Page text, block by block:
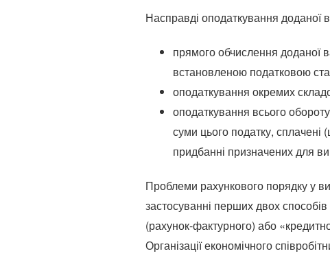
Насправді оподаткування доданої
прямого обчислення доданої
встановленою податковою
оподаткування окремих
оподаткування всього
суми цього податку, сплачені
придбанні призначених для
Проблеми рахункового порядку у
застосуванні перших двох
(рахунок-фактурного) або
Організації економічного